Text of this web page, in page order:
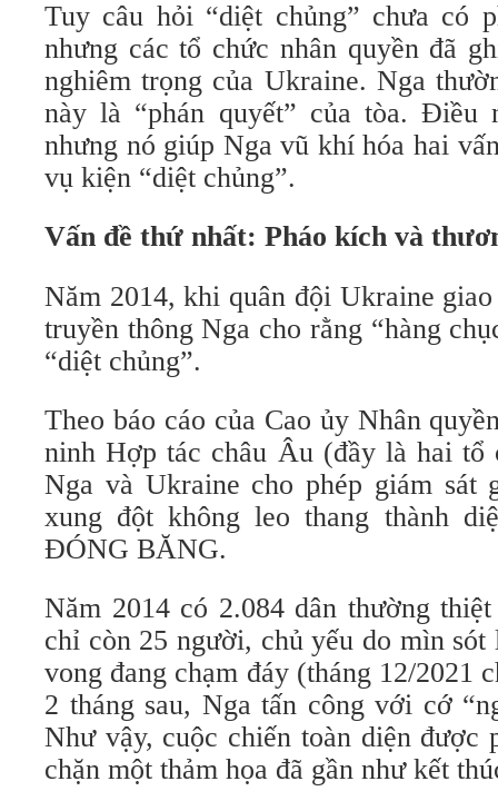
Tuy câu hỏi “diệt chủng” chưa có
nhưng các tổ chức nhân quyền đã
nghiêm trọng của Ukraine. Nga
này là “phán quyết” của tòa. Điều
nhưng nó giúp Nga vũ khí hóa hai
vụ kiện “diệt chủng”.
Vấn đề thứ nhất: Pháo kích và
Năm 2014, khi quân đội Ukraine
truyền thông Nga cho rằng “hàng
“diệt chủng”.
Theo báo cáo của Cao ủy Nhân
ninh Hợp tác châu Âu (đầy là hai tổ
Nga và Ukraine cho phép giám sát
xung đột không leo thang thành
ĐÓNG BĂNG.
Năm 2014 có 2.084 dân thường
chỉ còn 25 người, chủ yếu do mìn
vong đang chạm đáy (tháng 12/2021
2 tháng sau, Nga tấn công với cớ
Như vậy, cuộc chiến toàn diện được
chặn một thảm họa đã gần như kết